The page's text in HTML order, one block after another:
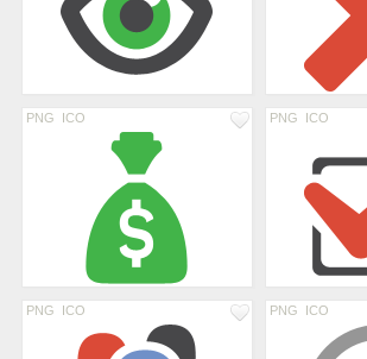
PNG ICO PNG ICO
PNG ICO PNG ICO